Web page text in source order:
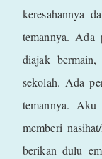
keresahannya
temannya. Ada
diajak
sekolah. Ada
temannya. Aku
memberi
berikan dulu